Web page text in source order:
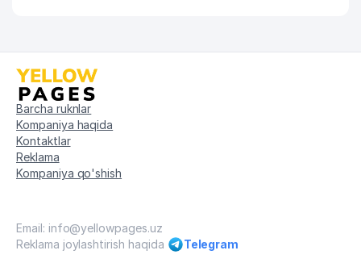
57 289 м
58 ABDA TRAVEL LTD MChJ
59 Garant Bank" Chinor bank xizmati AJ
60
VA SOVG'ALAR SALONI
BUTIGI
O'ZBEKISTON TARIXI DAVLAT
Barcha ruknlar
Kompaniya haqida
Kontaktlar
Reklama
Kompaniya qo'shish
Email: info@yellowpages.uz
Reklama joylashtirish haqida
Telegram